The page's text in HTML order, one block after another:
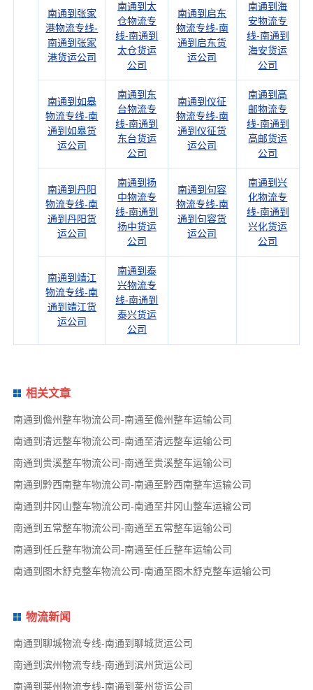
南通到张家
港物流专线-
南通到张家
港货运公司
南通到太
仓物流专
线-南通到
太仓货运
公司
南通到启东
物流专线-南
通到启东货
运公司
南通到海
安物流专
线-南通到
海安货运
公司
南通到如皋
物流专线-南
通到如皋货
运公司
南通到东
台物流专
线-南通到
东台货运
公司
南通到仪征
物流专线-南
通到仪征货
运公司
南通到高
邮物流专
线-南通到
高邮货运
公司
南通到丹阳
物流专线-南
通到丹阳货
运公司
南通到扬
中物流专
线-南通到
扬中货运
公司
南通到句容
物流专线-南
通到句容货
运公司
南通到兴
化物流专
线-南通到
兴化货运
公司
南通到靖江
物流专线-南
通到靖江货
运公司
南通到泰
兴物流专
线-南通到
泰兴货运
公司
相关文章
南通到儋州整车物流公司-南通至儋州整车运输公司
南通到清远整车物流公司-南通至清远整车运输公司
南通到贵溪整车物流公司-南通至贵溪整车运输公司
南通到黔西南整车物流公司-南通至黔西南整车运输公司
南通到井冈山整车物流公司-南通至井冈山整车运输公司
南通到五常整车物流公司-南通至五常整车运输公司
南通到任丘整车物流公司-南通至任丘整车运输公司
南通到图木舒克整车物流公司-南通至图木舒克整车运输公司
物流新闻
南通到聊城物流专线-南通到聊城货运公司
南通到滨州物流专线-南通到滨州货运公司
南通到莱州物流专线-南通到莱州货运公司